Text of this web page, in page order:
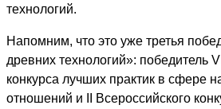
технологий.
Напомним, что это уже третья
древних технологий»: победитель
конкурса лучших практик в сфере
отношений и II Всероссийского